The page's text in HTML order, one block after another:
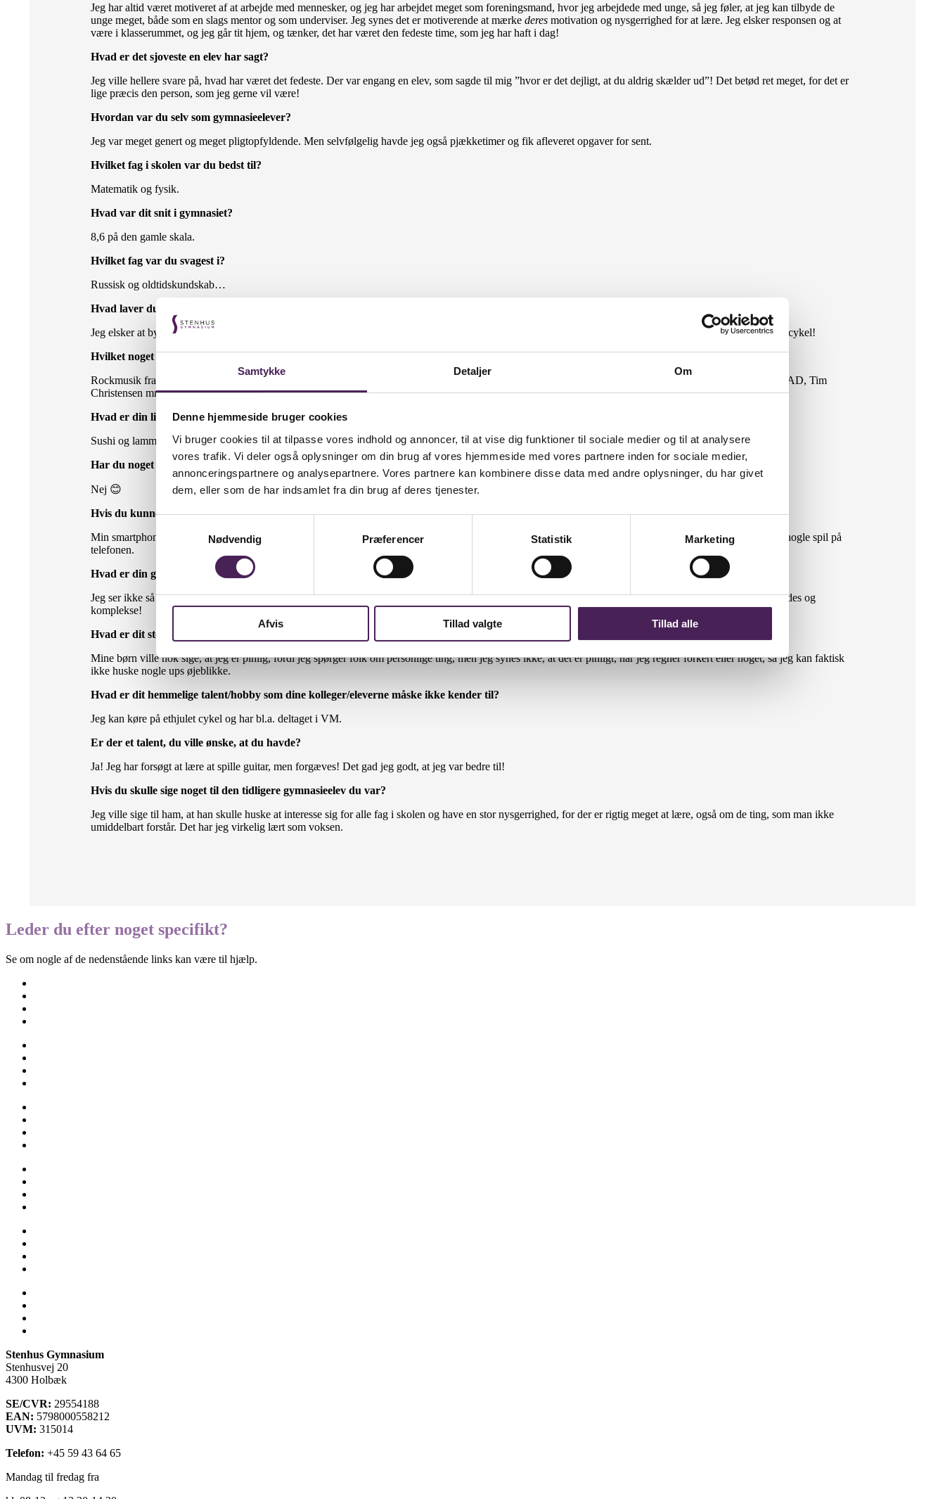
Samtykke Detaljer Om
Denne hjemmeside bruger cookies
Vi bruger cookies til at tilpasse vores indhold og annoncer, til at vise dig funktioner til sociale medier og til at analysere
vores trafik. Vi deler også oplysninger om din brug af vores hjemmeside med vores partnere inden for sociale medier,
annonceringspartnere og analysepartnere. Vores partnere kan kombinere disse data med andre oplysninger, du har givet
dem, eller som de har indsamlet fra din brug af deres tjenester.
Nødvendig
Præferencer Statistik Marketing
Afvis Tillad valgte Tillad alle
Jeg har altid været motiveret af at arbejde med mennesker, og jeg har arbejdet meget som foreningsmand, hvor jeg arbejdede med unge, så jeg føler, at jeg kan tilbyde de
unge meget, både som en slags mentor og som underviser. Jeg synes det er motiverende at mærke deres motivation og nysgerrighed for at lære. Jeg elsker responsen og at
være i klasserummet, og jeg går tit hjem, og tænker, det har været den fedeste time, som jeg har haft i dag!
Hvad er det sjoveste en elev har sagt?
Jeg ville hellere svare på, hvad har været det fedeste. Der var engang en elev, som sagde til mig ”hvor er det dejligt, at du aldrig skælder ud”! Det betød ret meget, for det er
lige præcis den person, som jeg gerne vil være!
Hvordan var du selv som gymnasieelever?
Jeg var meget genert og meget pligtopfyldende. Men selvfølgelig havde jeg også pjækketimer og fik afleveret opgaver for sent.
Hvilket fag i skolen var du bedst til?
Matematik og fysik.
Hvad var dit snit i gymnasiet?
8,6 på den gamle skala.
Hvilket fag var du svagest i?
Russisk og oldtidskundskab…
Hvad laver du i din fritid?
Jeg elsker at bygge! Jeg har bygget vores eget sommerhus i Rørvig, og renoveret det hus som jeg bor i med min kone. Og så kan jeg godt lide at køre på racercykel!
Hvilket noget musik kan du godt lide at høre?
Rockmusik fra 70’erne og 80’erne! Nogle gange præsenterer jeg det også for eleverne og så spiller jeg rigtig rock! Deep Purple, The Doors, Led Zeppelin, DAD, Tim
Christensen mm.
Hvad er din livret?
Sushi og lammekøller!
Har du noget kælenavn?
Nej 😊
Hvis du kunne tage tre ting med på en øde ø, hvad ville det så være?
Min smartphone, en solcelle, og en ordentlig solid god spejderkniv! Meget overlevelsesagtigt og praktisk! Jeg skal jo væk derfra igen, og i ventetiden har jeg nogle spil på
telefonen.
Hvad er din guilty pleasure film/tv-serie?
Jeg ser ikke så meget TV, men ”Gift ved første blik” blev jeg meget optaget af, stik mod alle mine forventninger. Jeg kan godt lide at se serier, som er anderledes og
komplekse!
Hvad er dit største UPS øjeblik i en time?
Mine børn ville nok sige, at jeg er pinlig, fordi jeg spørger folk om personlige ting, men jeg synes ikke, at det er pinligt, når jeg regner forkert eller noget, så jeg kan faktisk
ikke huske nogle ups øjeblikke.
Hvad er dit hemmelige talent/hobby som dine kolleger/eleverne måske ikke kender til?
Jeg kan køre på ethjulet cykel og har bl.a. deltaget i VM.
Er der et talent, du ville ønske, at du havde?
Ja! Jeg har forsøgt at lære at spille guitar, men forgæves! Det gad jeg godt, at jeg var bedre til!
Hvis du skulle sige noget til den tidligere gymnasieelev du var?
Jeg ville sige til ham, at han skulle huske at interesse sig for alle fag i skolen og have en stor nysgerrighed, for der er rigtig meget at lære, også om de ting, som man ikke
umiddelbart forstår. Det har jeg virkelig lært som voksen.
Leder du efter noget specifikt?
Se om nogle af de nedenstående links kan være til hjælp.
Stenhus Gymnasium
Stenhusvej 20
4300 Holbæk
SE/CVR: 29554188
EAN: 5798000558212
UVM: 315014
Telefon: +45 59 43 64 65
Mandag til fredag fra